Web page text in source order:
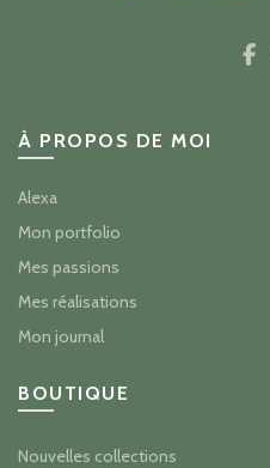
À PROPOS DE MOI
Alexa
Mon portfolio
Mes passions
Mes réalisations
Mon journal
BOUTIQUE
Nouvelles collections